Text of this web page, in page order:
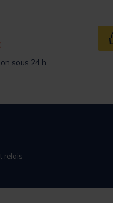
from
sous 24 h
relais